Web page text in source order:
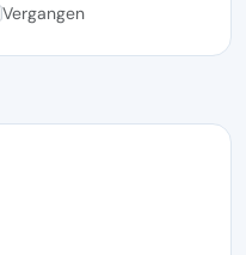
Vergangen